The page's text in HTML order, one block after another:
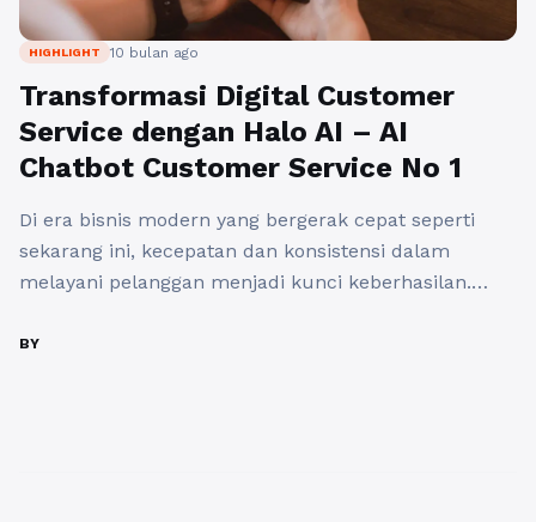
HIGHLIGHT 10 bulan ago
Transformasi Digital Customer
Service dengan Halo AI – AI
Chatbot Customer Service No 1
Di era bisnis modern yang bergerak cepat seperti
sekarang ini, kecepatan dan konsistensi dalam
melayani pelanggan menjadi kunci keberhasilan.
pada tantangan yang sama yaitu bagaimana
BY